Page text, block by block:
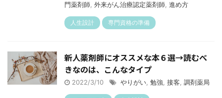
門薬剤師 外来がん治療認定薬剤師 進め方
人生設計 専門資格の準備
新人薬剤師にオススメな本６選→読むべ
きなのは、こんなタイプ
2022/3/10 やりがい 勉強 接客 調剤薬局